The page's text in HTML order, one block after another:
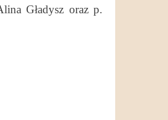
Gładysz oraz p.